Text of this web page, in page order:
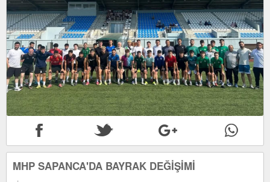
MHP SAPANCA'DA BAYRAK DEĞİŞİMİ